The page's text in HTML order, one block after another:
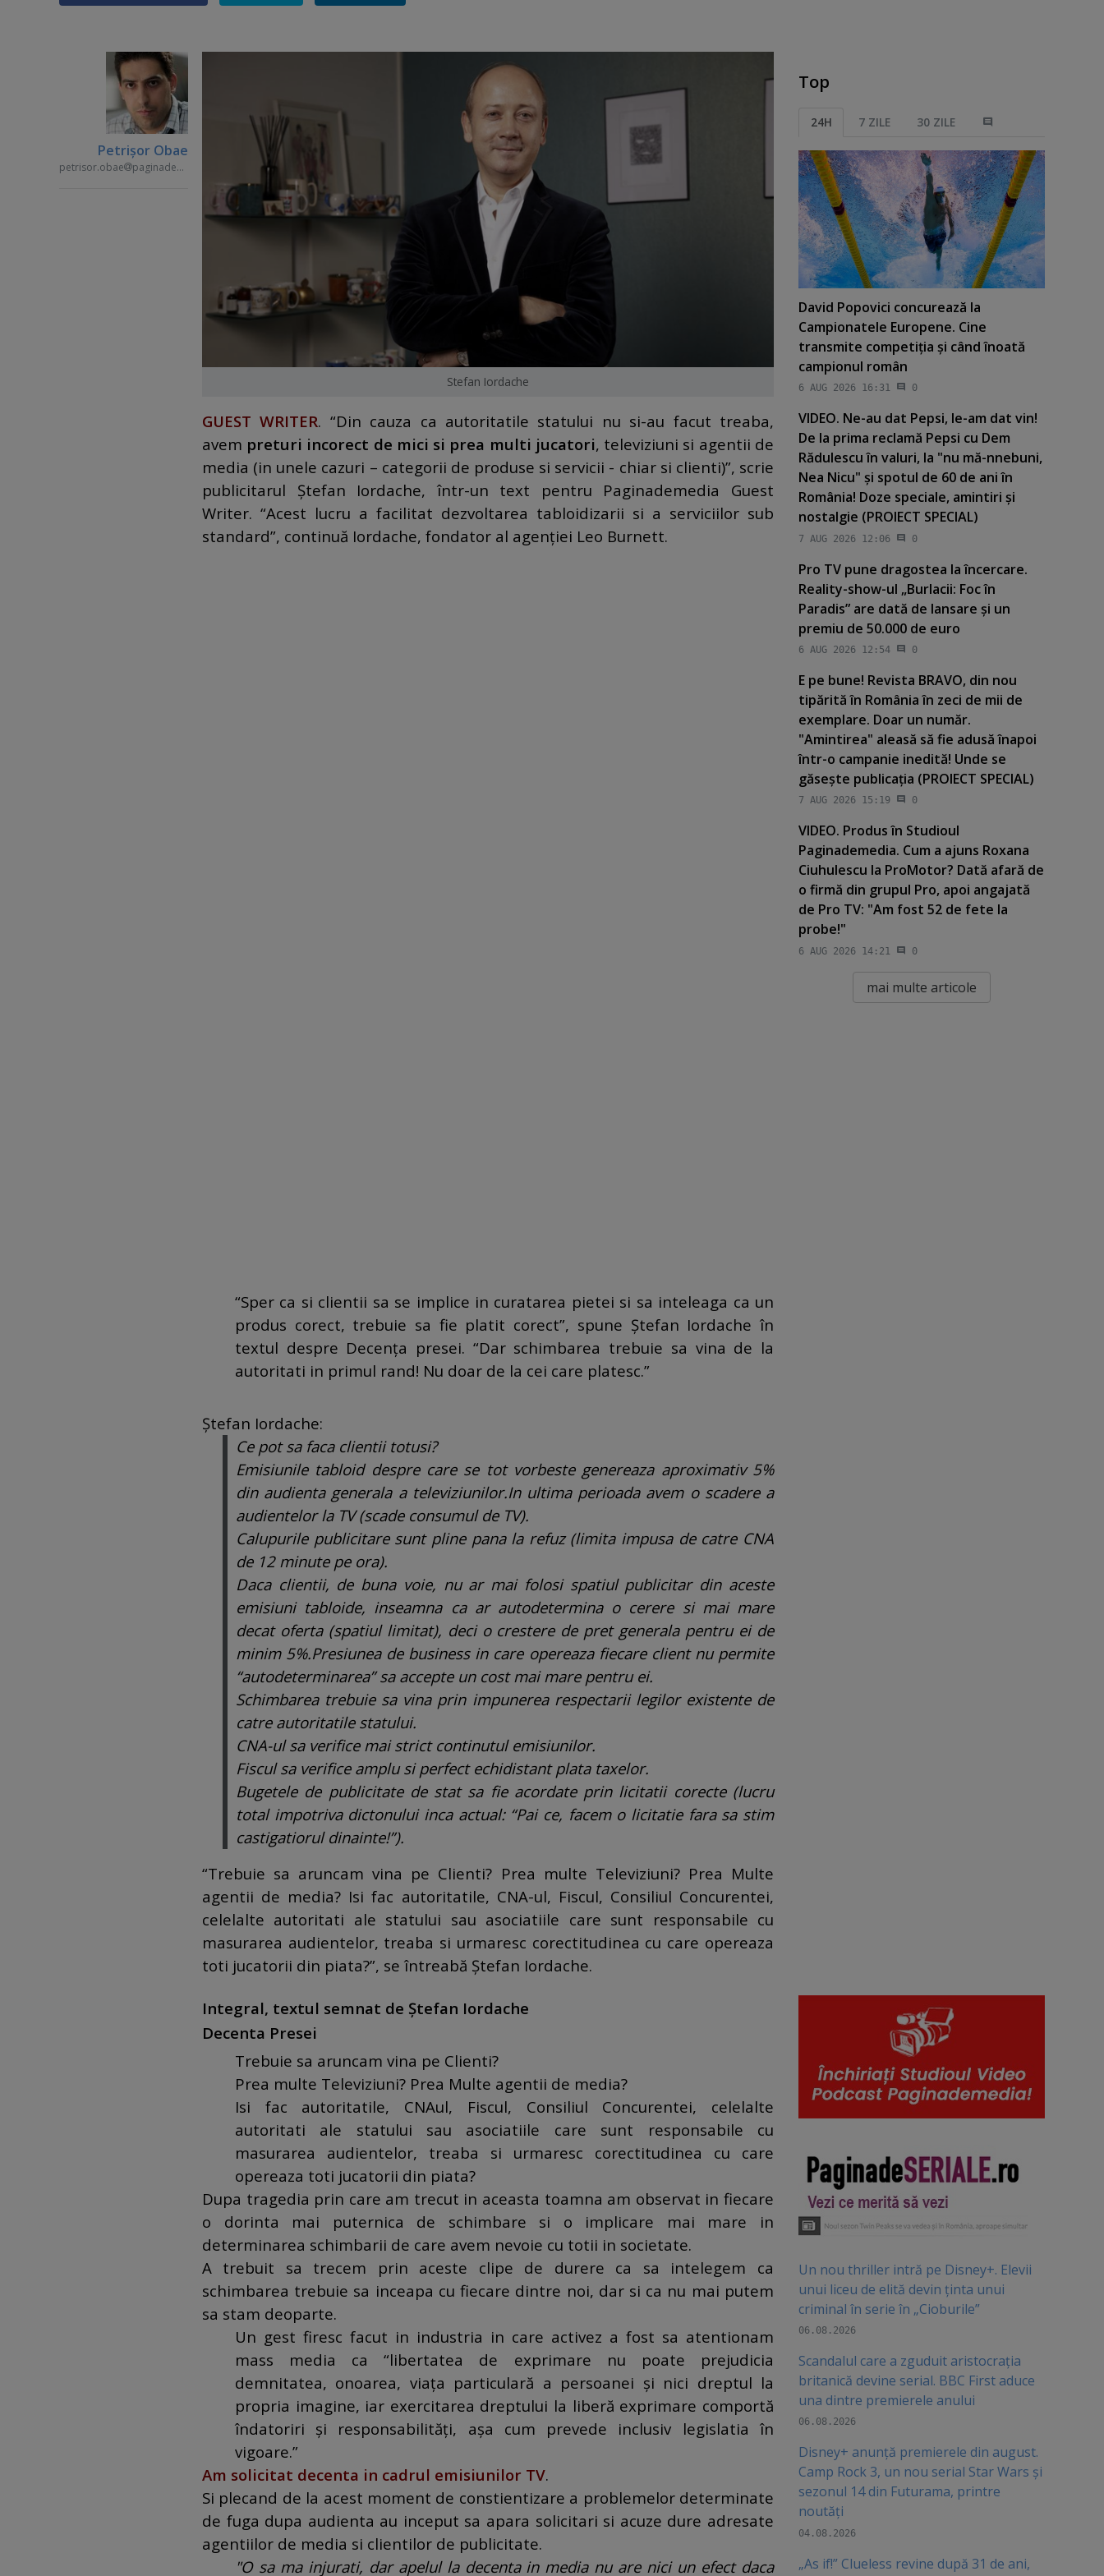
Petrişor Obae
petrisor.obae paginademedia.ro
Stefan Iordache
GUEST WRITER. “Din cauza ca autoritatile statului nu si-au facut treaba,
avem preturi incorect de mici si prea multi jucatori, televiziuni si agentii de
media (in unele cazuri – categorii de produse si servicii - chiar si clienti)”, scrie
publicitarul Ştefan Iordache, într-un text pentru Paginademedia Guest
Writer. “Acest lucru a facilitat dezvoltarea tabloidizarii si a serviciilor sub
standard”, continuă Iordache, fondator al agenţiei Leo Burnett.
“Sper ca si clientii sa se implice in curatarea pietei si sa inteleaga ca un
produs corect, trebuie sa fie platit corect”, spune Ştefan Iordache în
textul despre Decenţa presei. “Dar schimbarea trebuie sa vina de la
autoritati in primul rand! Nu doar de la cei care platesc.”
Ştefan Iordache:
Ce pot sa faca clientii totusi?
Emisiunile tabloid despre care se tot vorbeste genereaza aproximativ 5%
din audienta generala a televiziunilor.In ultima perioada avem o scadere a
audientelor la TV (scade consumul de TV).
Calupurile publicitare sunt pline pana la refuz (limita impusa de catre CNA
de 12 minute pe ora).
Daca clientii, de buna voie, nu ar mai folosi spatiul publicitar din aceste
emisiuni tabloide, inseamna ca ar autodetermina o cerere si mai mare
decat oferta (spatiul limitat), deci o crestere de pret generala pentru ei de
minim 5%.Presiunea de business in care opereaza fiecare client nu permite
“autodeterminarea” sa accepte un cost mai mare pentru ei.
Schimbarea trebuie sa vina prin impunerea respectarii legilor existente de
catre autoritatile statului.
CNA-ul sa verifice mai strict continutul emisiunilor.
Fiscul sa verifice amplu si perfect echidistant plata taxelor.
Bugetele de publicitate de stat sa fie acordate prin licitatii corecte (lucru
total impotriva dictonului inca actual: “Pai ce, facem o licitatie fara sa stim
castigatiorul dinainte!”).
“Trebuie sa aruncam vina pe Clienti? Prea multe Televiziuni? Prea Multe
agentii de media? Isi fac autoritatile, CNA-ul, Fiscul, Consiliul Concurentei,
celelalte autoritati ale statului sau asociatiile care sunt responsabile cu
masurarea audientelor, treaba si urmaresc corectitudinea cu care opereaza
toti jucatorii din piata?”, se întreabă Ştefan Iordache.
Integral, textul semnat de Ştefan Iordache
Decenta Presei
Trebuie sa aruncam vina pe Clienti?
Prea multe Televiziuni? Prea Multe agentii de media?
Isi fac autoritatile, CNAul, Fiscul, Consiliul Concurentei, celelalte
autoritati ale statului sau asociatiile care sunt responsabile cu
masurarea audientelor, treaba si urmaresc corectitudinea cu care
opereaza toti jucatorii din piata?
Dupa tragedia prin care am trecut in aceasta toamna am observat in fiecare
o dorinta mai puternica de schimbare si o implicare mai mare in
determinarea schimbarii de care avem nevoie cu totii in societate.
A trebuit sa trecem prin aceste clipe de durere ca sa intelegem ca
schimbarea trebuie sa inceapa cu fiecare dintre noi, dar si ca nu mai putem
sa stam deoparte.
Un gest firesc facut in industria in care activez a fost sa atentionam
mass media ca “libertatea de exprimare nu poate prejudicia
demnitatea, onoarea, viaţa particulară a persoanei şi nici dreptul la
propria imagine, iar exercitarea dreptului la liberă exprimare comportă
îndatoriri şi responsabilităţi, aşa cum prevede inclusiv legislatia în
vigoare.”
Am solicitat decenta in cadrul emisiunilor TV.
Si plecand de la acest moment de constientizare a problemelor determinate
de fuga dupa audienta au inceput sa apara solicitari si acuze dure adresate
agentiilor de media si clientilor de publicitate.
"O sa ma injurati, dar apelul la decenta in media nu are nici un efect daca
Top
24H 7 ZILE 30 ZILE
David Popovici concurează la
Campionatele Europene. Cine
transmite competiţia şi când înoată
campionul român
6 AUG 2026 16:31 0
VIDEO. Ne-au dat Pepsi, le-am dat vin!
De la prima reclamă Pepsi cu Dem
Rădulescu în valuri, la "nu mă-nnebuni,
Nea Nicu" şi spotul de 60 de ani în
România! Doze speciale, amintiri şi
nostalgie (PROIECT SPECIAL)
7 AUG 2026 12:06 0
Pro TV pune dragostea la încercare.
Reality-show-ul „Burlacii: Foc în
Paradis” are dată de lansare şi un
premiu de 50.000 de euro
6 AUG 2026 12:54 0
E pe bune! Revista BRAVO, din nou
tipărită în România în zeci de mii de
exemplare. Doar un număr.
"Amintirea" aleasă să fie adusă înapoi
într-o campanie inedită! Unde se
găseşte publicaţia (PROIECT SPECIAL)
7 AUG 2026 15:19 0
VIDEO. Produs în Studioul
Paginademedia. Cum a ajuns Roxana
Ciuhulescu la ProMotor? Dată afară de
o firmă din grupul Pro, apoi angajată
de Pro TV: "Am fost 52 de fete la
probe!"
6 AUG 2026 14:21 0
mai multe articole
Un nou thriller intră pe Disney+. Elevii
unui liceu de elită devin ținta unui
criminal în serie în „Cioburile”
06.08.2026
Scandalul care a zguduit aristocrația
britanică devine serial. BBC First aduce
una dintre premierele anului
06.08.2026
Disney+ anunță premierele din august.
Camp Rock 3, un nou serial Star Wars și
sezonul 14 din Futurama, printre
noutăți
04.08.2026
„As if!” Clueless revine după 31 de ani,